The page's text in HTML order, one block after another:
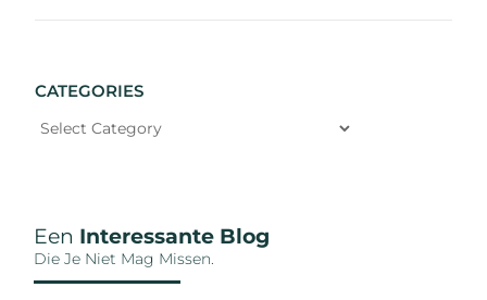
CATEGORIES
Een Interessante Blog
Die Je Niet Mag Missen.